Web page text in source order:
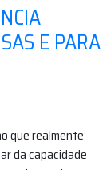
E
COMUNICAÇÃO
DO
DOCUMENTO
E PARA
que realmente
da capacidade